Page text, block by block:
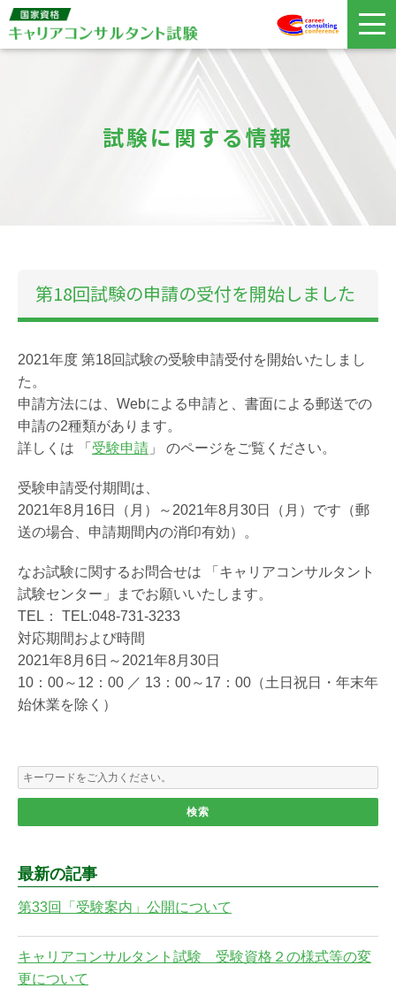
試験に関する情報
第18回試験の申請の受付を開始しました
2021年度 第18回試験の受験申請受付を開始いたしまし
た。
申請方法には、Webによる申請と、書面による郵送での
申請の2種類があります。
詳しくは 「 受験申請 」 のページをご覧ください。
受験申請受付期間は、
2021年8月16日（月）～2021年8月30日（月）です（郵
送の場合、申請期間内の消印有効）。
なお試験に関するお問合せは 「キャリアコンサルタント
試験センター」までお願いいたします。
TEL： TEL:048-731-3233
対応期間および時間
2021年8月6日～2021年8月30日
10：00～12：00 ／ 13：00～17：00（土日祝日・年末年
始休業を除く）
最新の記事
第33回「受験案内」公開について
キャリアコンサルタント試験 受験資格２の様式等の変
更について